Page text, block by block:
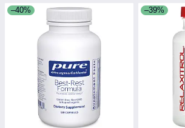
–40% –39%